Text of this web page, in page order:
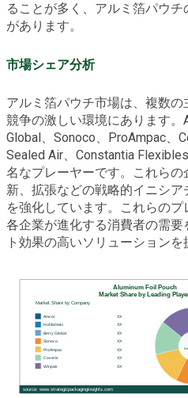
ることが多く、アルミ箔パウ
があります。
市場シェア分析
アルミ箔パウチ市場は、複数
競争の激しい環境にあります。
Global、Sonoco、ProAmpac、
Sealed Air、Constantia
名なプレーヤーです。これら
新、拡張などの戦略的イニシ
を強化しています。これらのプ
各企業が進化する消費者の需
ト効果の高いソリューションを